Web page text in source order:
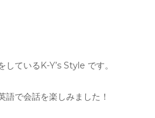
ているK-Y’s Style です。
語で会話を楽しみました！